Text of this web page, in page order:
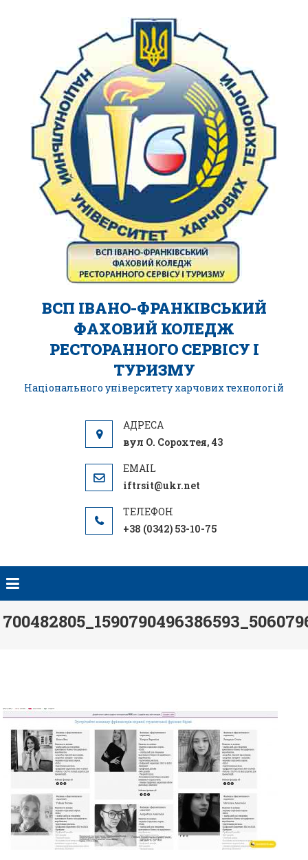
ВСП ІВАНО-ФРАНКІВСЬКИЙ
ФАХОВИЙ КОЛЕДЖ
РЕСТОРАННОГО СЕРВІСУ І
ТУРИЗМУ
Національного університету харчових технологій
вул О. Сорохтея, 43
iftrsit@ukr.net
+38 (0342) 53-10-75